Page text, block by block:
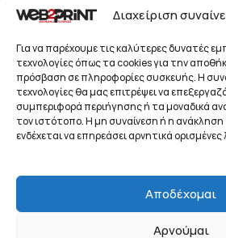
Διαχείριση
Για να παρέχουμε τις καλύτερες δυνατές
τεχνολογίες όπως τα cookies για την
πρόσβαση σε πληροφορίες συσκευής. Η
τεχνολογίες θα μας επιτρέψει να
συμπεριφορά περιήγησης ή τα μοναδικά
τον ιστότοπο. Η μη συναίνεση ή η
ενδέχεται να επηρεάσει αρνητικά ορισμένες
Αποδέχομαι
Αρνούμαι
Blog
Παραγγελίες
Προϊόντα
Ενημερωτικό Δελτίο
© 2026
Συστήματα Προβολής,
Επικοινωνίας